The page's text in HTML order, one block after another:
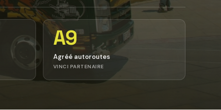
A9
Agréé autoroutes
VINCI PARTENAIRE